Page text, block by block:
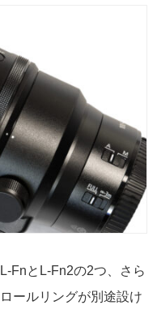
FnとL-Fn2の2つ、さら
ールリングが別途設け